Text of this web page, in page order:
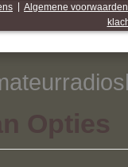
Algemene voorwaarden
Opties